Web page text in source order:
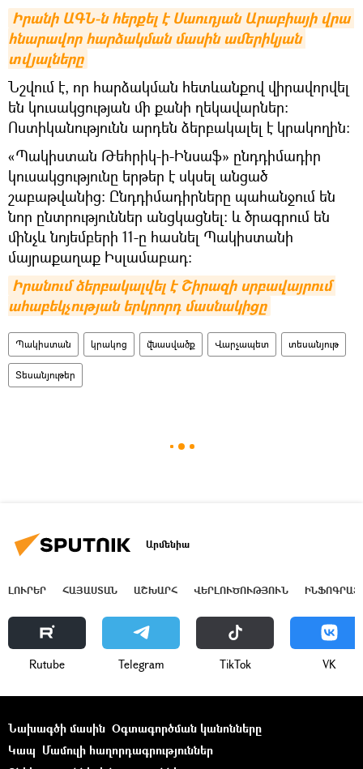
Իրանի ԱԳՆ-ն հերքել է Սաուդյան Արաբիայի վրա
հնարավոր հարձակման մասին ամերիկյան
տվյալները
Նշվում է, որ հարձակման հետևանքով վիրավորվել
են կուսակցության մի քանի ղեկավարներ։
Ոստիկանությունն արդեն ձերբակալել է կրակողին։
«Պակիստան Թեհրիկ-ի-Ինսաֆ» ընդդիմադիր
կուսակցությունը երթեր է սկսել անցած
շաբաթվանից։ Ընդդիմադիրները պահանջում են
նոր ընտրություններ անցկացնել։ և ծրագրում են
մինչև նոյեմբերի 11-ը հասնել Պակիստանի
մայրաքաղաք Իսլամաբադ։
Իրանում ձերբակալվել է Շիրազի սրբավայրում
ահաբեկչության երկրորդ մասնակիցը
Պակիստան կրակոց վնասվածք Վարչապետ տեսանյութ
Տեսանյութեր
Արմենիա
ԼՈՒՐԵՐ ՀԱՅԱՍՏԱՆ ԱՇԽԱՐՀ ՎԵՐԼՈՒԾՈՒԹՅՈՒՆ
Rutube Telegram ТikТоk VK
Նախագծի մասին Օգտագործման կանոնները
Կապ Մամուլի հաղորդագրություններ